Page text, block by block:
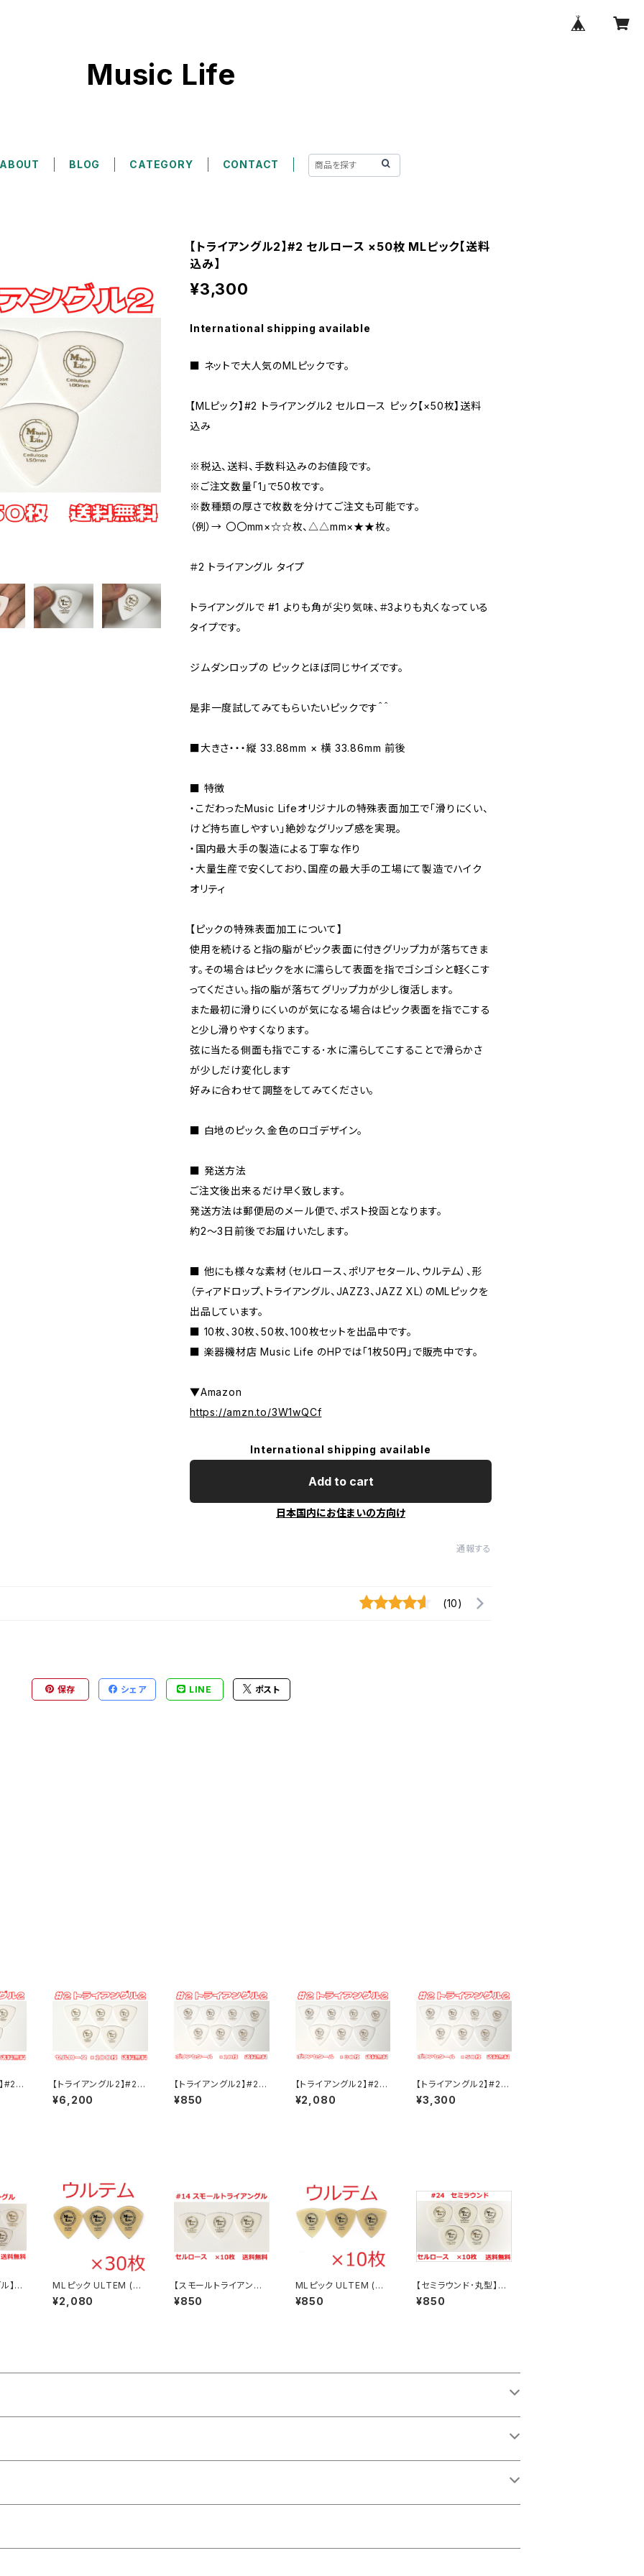
Music Life
BLOG CATEGORY CONTACT
【トライアングル2】#2 セルロース ×50枚 MLピック【送料
込み】
¥3,300
International shipping available
■ ネットで大人気のMLピックです。
【MLピック】#2 トライアングル2 セルロース ピック【×50枚】送料
込み
※税込、送料、手数料込みのお値段です。
※ご注文数量「1」で50枚です。
※数種類の厚さで枚数を分けてご注文も可能です。
（例）→ 〇〇mm×☆☆枚、△△mm×★★枚。
＃2 トライアングル タイプ
トライアングルで #1 よりも角が尖り気味、＃3よりも丸くなっている
タイプです。
ジムダンロップの ピックとほぼ同じサイズです。
是非一度試してみてもらいたいピックです＾＾
■大きさ・・・縦 33.88mm × 横 33.86mm 前後
■ 特徴
・こだわったMusic Lifeオリジナルの特殊表面加工で「滑りにくい、
けど持ち直しやすい」絶妙なグリップ感を実現。
・国内最大手の製造による丁寧な作り
・大量生産で安くしており、国産の最大手の工場にて製造でハイク
オリティ
【ピックの特殊表面加工について】
使用を続けると指の脂がピック表面に付きグリップ力が落ちてきま
す。その場合はピックを水に濡らして表面を指でゴシゴシと軽くこす
ってください。指の脂が落ちてグリップ力が少し復活します。
また最初に滑りにくいのが気になる場合はピック表面を指でこする
と少し滑りやすくなります。
弦に当たる側面も指でこする･水に濡らしてこすることで滑らかさ
が少しだけ変化します
好みに合わせて調整をしてみてください。
■ 白地のピック、金色のロゴデザイン。
■ 発送方法
ご注文後出来るだけ早く致します。
発送方法は郵便局のメール便で、ポスト投函となります。
約2～3日前後でお届けいたします。
■ 他にも様々な素材（セルロース、ポリアセタール、ウルテム）、形
（ティアドロップ、トライアングル、JAZZ3、JAZZ XL）のMLピックを
出品しています。
■ 10枚、30枚、50枚、100枚セットを出品中です。
■ 楽器機材店 Music Life のHPでは「1枚50円」で販売中です。
▼Amazon
https://amzn.to/3W1wQCf
International shipping available
Add to cart
日本国内にお住まいの方向け
通報する
(10)
保存 シェア LINE ポスト
#2
【トライアングル2】#2
セルロース ×100枚 M
Lピック【送料込み】
¥6,200
【トライアングル2】#2
ポリアセタール ×10枚
MLピック【送料込み】
¥850
【トライアングル2】#2
ポリアセタール ×30枚
MLピック【送料込み】
¥2,080
【トライアングル2】#2
ポリアセタール ×50枚
MLピック【送料込み】
¥3,300
】#
MLピック ULTEM (ウ
ルテム) JAZZ XL ジャ
ズ型 ピック 【×30枚】送
¥2,080
【スモールトライアング
ル】#14 セルロース ピッ
ク ×10枚 MLピック【送
¥850
MLピック ULTEM (ウ
ルテム) ピック Triangl
e トライアングル オニギ
¥850
【セミラウンド･丸型】#2
4 セルロース ピック ×1
0枚 MLピック【送料込
¥850